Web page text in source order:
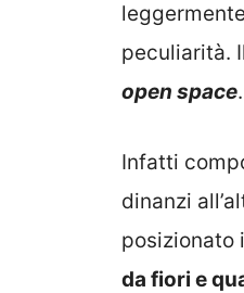
peculiarità.
open space
Infatti
dinanzi
posizionato
da fiori e